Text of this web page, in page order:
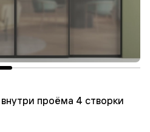
проёма 4 створки